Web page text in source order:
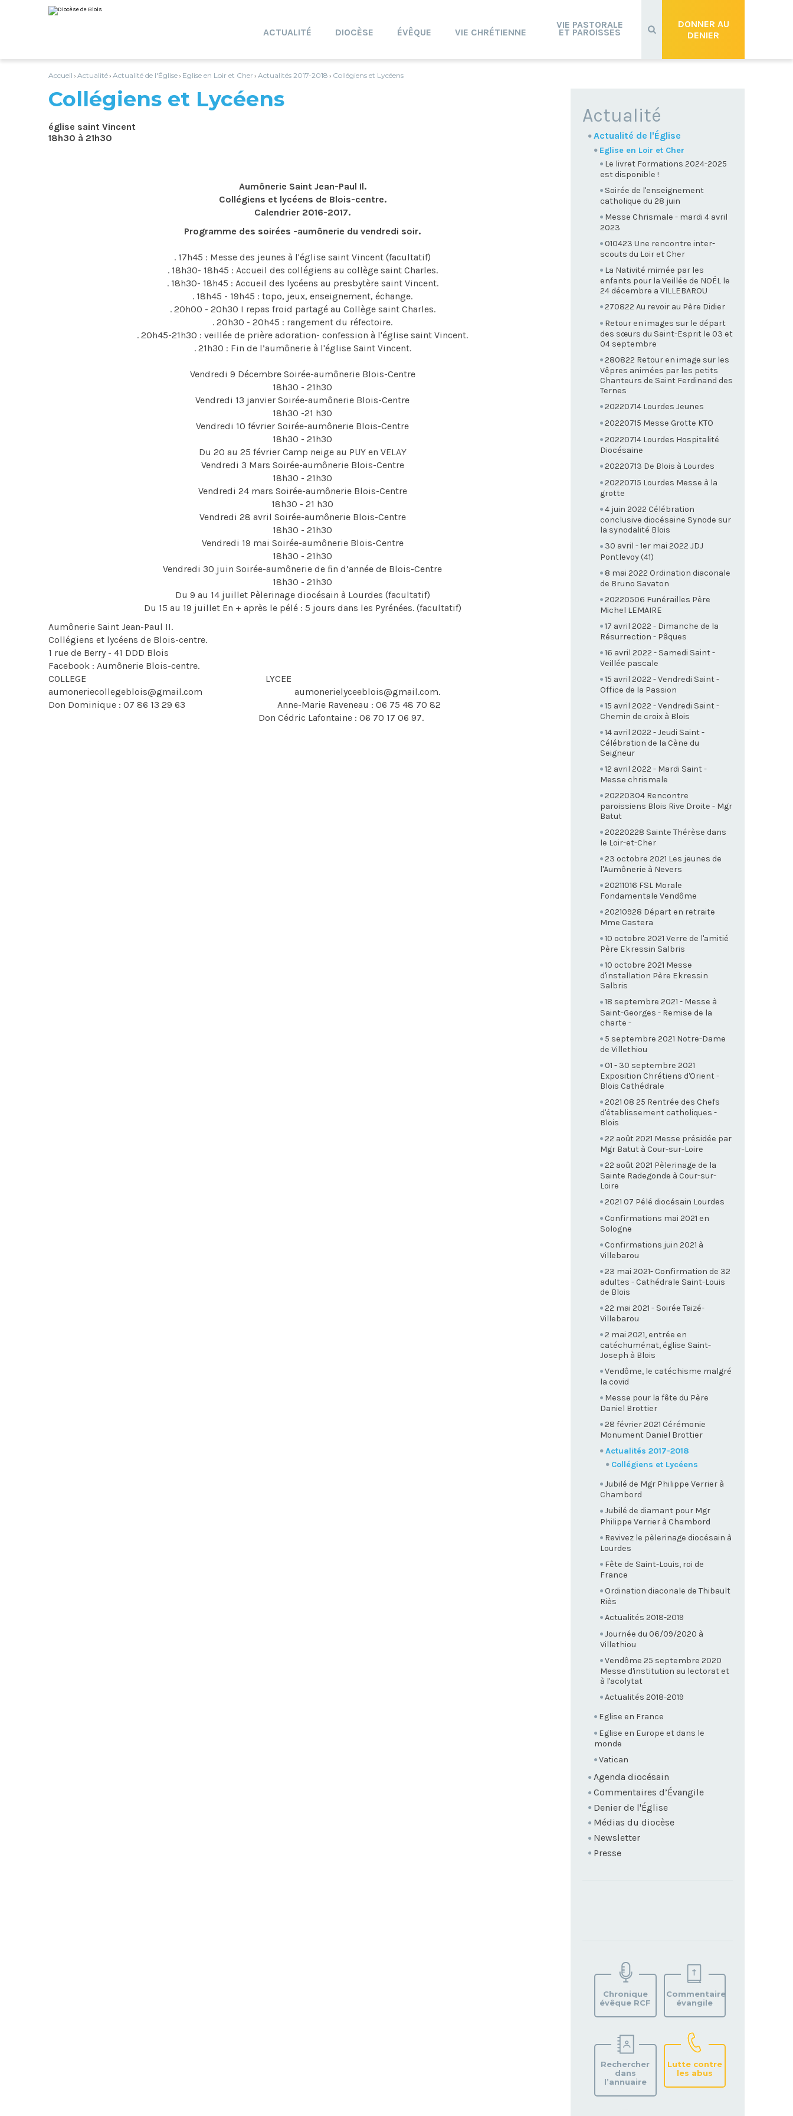
au
contenu.
personnels
DONNER AU
DENIER
ACTUALITÉ DIOCÈSE ÉVÊQUE VIE CHRÉTIENNE
VIE PASTORALE
ET PAROISSES
Accueil › Actualité› Actualité de l'Église› Eglise en Loir et Cher› Actualités 2017-2018 › Collégiens et Lycéens
Collégiens et Lycéens
église saint Vincent
18h30 à 21h30
Aumônerie Saint Jean-Paul Il.
Collégiens et lycéens de Blois-centre.
Calendrier 2016-2017.
Programme des soirées -aumônerie du vendredi soir.
. 17h45 : Messe des jeunes à l'église saint Vincent (facultatif)
. 18h30- 18h45 : Accueil des collégiens au collège saint Charles.
. 18h30- 18h45 : Accueil des lycéens au presbytère saint Vincent.
. 18h45 - 19h45 : topo, jeux, enseignement, échange.
. 20h00 - 20h30 I repas froid partagé au Collège saint Charles.
. 20h30 - 20h45 : rangement du réfectoire.
. 20h45-21h30 : veillée de prière adoration- confession à l'égIise saint Vincent.
. 21h30 : Fin de l’aumônerie à l'église Saint Vincent.
Vendredi 9 Décembre Soirée-aumônerie Blois-Centre
18h30 - 21h30
Vendredi 13 janvier Soirée-aumônerie Blois-Centre
18h30 -21 h3O
Vendredi 10 février Soirée-aumônerie Blois-Centre
18h30 - 21h30
Du 20 au 25 février Camp neige au PUY en VELAY
Vendredi 3 Mars Soirée-aumônerie Blois-Centre
18h30 - 21h30
Vendredi 24 mars Soirée-aumônerie Blois-Centre
18h30 - 21 h30
Vendredi 28 avril Soirée-aumônerie Blois-Centre
18h30 - 21h30
Vendredi 19 mai Soirée-aumônerie Blois-Centre
18h30 - 21h30
Vendredi 30 juin Soirée-aumônerie de ﬁn d’année de Blois-Centre
18h30 - 21h30
Du 9 au 14 juillet Pèlerinage diocésain à Lourdes (facultatif)
Du 15 au 19 juillet En + après le pélé : 5 jours dans les Pyrénées. (facultatif)
Aumônerie Saint Jean-Paul II.
Collégiens et lycéens de Blois-centre.
1 rue de Berry - 41 DDD Blois
Facebook : Aumônerie Blois-centre.
COLLEGE LYCEE
aumoneriecollegeblois@gmail.com aumonerielyceeblois@gmail.com.
Don Dominique : 07 86 13 29 63 Anne-Marie Raveneau : 06 75 48 70 82
Don Cédric Lafontaine : 06 70 17 O6 97.
NAVIGATION
Actualité
Actualité de l'Église
Eglise en Loir et Cher
Le livret Formations 2024-2025
est disponible !
Soirée de l'enseignement
catholique du 28 juin
Messe Chrismale - mardi 4 avril
2023
010423 Une rencontre inter-
scouts du Loir et Cher
La Nativité mimée par les
enfants pour la Veillée de NOËL le
24 décembre a VILLEBAROU
270822 Au revoir au Père Didier
Retour en images sur le départ
des sœurs du Saint-Esprit le 03 et
04 septembre
280822 Retour en image sur les
Vêpres animées par les petits
Chanteurs de Saint Ferdinand des
Ternes
20220714 Lourdes Jeunes
20220715 Messe Grotte KTO
20220714 Lourdes Hospitalité
Diocésaine
20220713 De Blois à Lourdes
20220715 Lourdes Messe à la
grotte
4 juin 2022 Célébration
conclusive diocésaine Synode sur
la synodalité Blois
30 avril - 1er mai 2022 JDJ
Pontlevoy (41)
8 mai 2022 Ordination diaconale
de Bruno Savaton
20220506 Funérailles Père
Michel LEMAIRE
17 avril 2022 - Dimanche de la
Résurrection - Pâques
16 avril 2022 - Samedi Saint -
Veillée pascale
15 avril 2022 - Vendredi Saint -
Office de la Passion
15 avril 2022 - Vendredi Saint -
Chemin de croix à Blois
14 avril 2022 - Jeudi Saint -
Célébration de la Cène du
Seigneur
12 avril 2022 - Mardi Saint -
Messe chrismale
20220304 Rencontre
paroissiens Blois Rive Droite - Mgr
Batut
20220228 Sainte Thérèse dans
le Loir-et-Cher
23 octobre 2021 Les jeunes de
l'Aumônerie à Nevers
20211016 FSL Morale
Fondamentale Vendôme
20210928 Départ en retraite
Mme Castera
10 octobre 2021 Verre de l'amitié
Père Ekressin Salbris
10 octobre 2021 Messe
d'installation Père Ekressin
Salbris
18 septembre 2021 - Messe à
Saint-Georges - Remise de la
charte -
5 septembre 2021 Notre-Dame
de Villethiou
01 - 30 septembre 2021
Exposition Chrétiens d'Orient -
Blois Cathédrale
2021 08 25 Rentrée des Chefs
d'établissement catholiques -
Blois
22 août 2021 Messe présidée par
Mgr Batut à Cour-sur-Loire
22 août 2021 Pèlerinage de la
Sainte Radegonde à Cour-sur-
Loire
2021 07 Pélé diocésain Lourdes
Confirmations mai 2021 en
Sologne
Confirmations juin 2021 à
Villebarou
23 mai 2021- Confirmation de 32
adultes - Cathédrale Saint-Louis
de Blois
22 mai 2021 - Soirée Taizé-
Villebarou
2 mai 2021, entrée en
catéchuménat, église Saint-
Joseph à Blois
Vendôme, le catéchisme malgré
la covid
Messe pour la fête du Père
Daniel Brottier
28 février 2021 Cérémonie
Monument Daniel Brottier
Actualités 2017-2018
Collégiens et Lycéens
Jubilé de Mgr Philippe Verrier à
Chambord
Jubilé de diamant pour Mgr
Philippe Verrier à Chambord
Revivez le pèlerinage diocésain à
Lourdes
Fête de Saint-Louis, roi de
France
Ordination diaconale de Thibault
Riès
Actualités 2018-2019
Journée du 06/09/2020 à
Villethiou
Vendôme 25 septembre 2020
Messe d'institution au lectorat et
à l'acolytat
Actualités 2018-2019
Eglise en France
Eglise en Europe et dans le
monde
Vatican
Agenda diocésain
Commentaires d’Évangile
Denier de l'Église
Médias du diocèse
Newsletter
Presse
VOTRE
PAROISSE
Chronique
évêque RCF
Commentaire
évangile
Rechercher
dans
l’annuaire
Lutte contre
les abus